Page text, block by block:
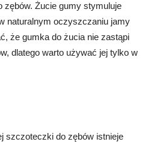
zębów. Żucie gumy stymuluje
naturalnym oczyszczaniu jamy
że gumka do żucia nie zastąpi
dlatego warto używać jej tylko w
szczoteczki do zębów istnieje